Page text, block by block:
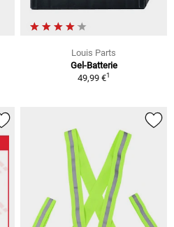
Louis Parts
Gel-Batterie
49,99 €1